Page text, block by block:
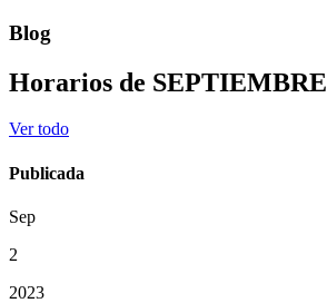
Blog
Horarios de SEPTIEMBRE
Ver todo
Publicada
Sep
2
2023